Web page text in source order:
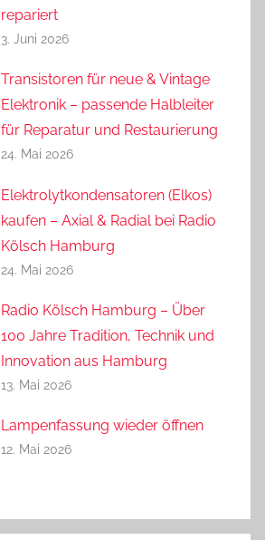
repariert
3. Juni 2026
Transistoren für neue & Vintage
Elektronik – passende Halbleiter
für Reparatur und Restaurierung
24. Mai 2026
Elektrolytkondensatoren (Elkos)
kaufen – Axial & Radial bei Radio
Kölsch Hamburg
24. Mai 2026
Radio Kölsch Hamburg – Über
100 Jahre Tradition, Technik und
Innovation aus Hamburg
13. Mai 2026
Lampenfassung wieder öffnen
12. Mai 2026